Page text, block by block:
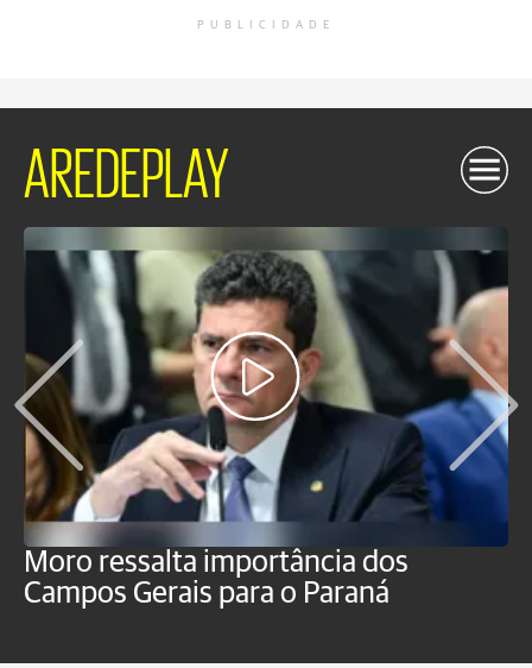
PUBLICIDADE
AREDEPLAY
Moro ressalta importância dos
Campos Gerais para o Paraná